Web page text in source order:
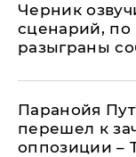
Черник
сценарий, по
разыграны
Паранойя
перешел к
оппозиции –